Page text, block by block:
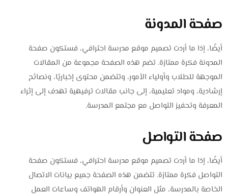
صفحة المدونة
أيضًا، إذا ما أردت تصميم موقع مدرسة احترافي، فستكون صفحة
المدونة فكرة ممتازة. تضم هذه الصفحة مجموعة من المقالات
الموجهة للطلاب وأولياء الأمور، وتتضمن محتوى إخباريًا، ونصائح
إرشادية، ومواد تعليمية، إلى جانب مقالات ترفيهية تهدف إلى إثراء
المعرفة وتحفيز التواصل مع مجتمع المدرسة.
صفحة التواصل
أيضًا، إذا ما أردت تصميم موقع مدرسة احترافي، فستكون صفحة
التواصل فكرة ممتازة. تتضمن هذه الصفحة جميع بيانات الاتصال
الخاصة بالمدرسة، مثل العنوان وأرقام الهواتف وساعات العمل